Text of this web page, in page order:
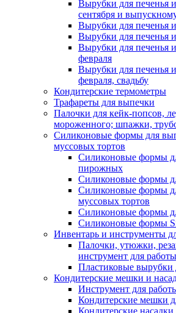
Вырубки для печенья
сентября и
Вырубки для печенья
Вырубки для печенья
Вырубки для печенья
февраля
Вырубки для печенья
февраля, свадьбу
Кондитерские термометры
Трафареты для выпечки
Палочки для кейк-попсов,
мороженного; шпажки,
Силиконовые формы для
муссовых тортов
Силиконовые формы
пирожных
Силиконовые формы
Силиконовые формы
муссовых тортов
Силиконовые формы
Силиконовые формы
Инвентарь и инструменты
Палочки, утюжки,
инструмент для
Пластиковые вырубки
Кондитерские мешки и
Инструмент для
Кондитерские мешки
Кондитерские насадки